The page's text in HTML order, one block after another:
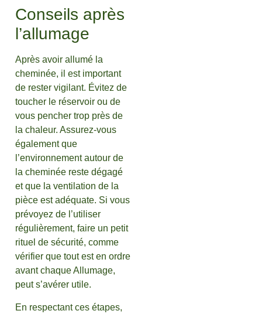
Conseils après
l’allumage
Après avoir allumé la
cheminée, il est important
de rester vigilant. Évitez de
toucher le réservoir ou de
vous pencher trop près de
la chaleur. Assurez-vous
également que
l’environnement autour de
la cheminée reste dégagé
et que la ventilation de la
pièce est adéquate. Si vous
prévoyez de l’utiliser
régulièrement, faire un petit
rituel de sécurité, comme
vérifier que tout est en ordre
avant chaque Allumage,
peut s’avérer utile.
En respectant ces étapes,